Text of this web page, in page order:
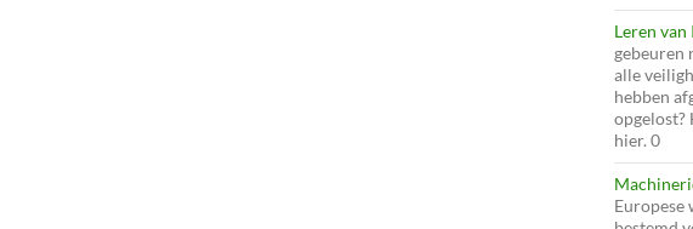
Leren
gebeuren
alle
hebben
opgelost?
hier. 0
Europese